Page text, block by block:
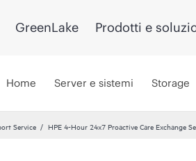
GreenLake Prodotti e
Home Server e sistemi Storage
Service HPE 4-Hour 24x7 Proactive Care Exchange